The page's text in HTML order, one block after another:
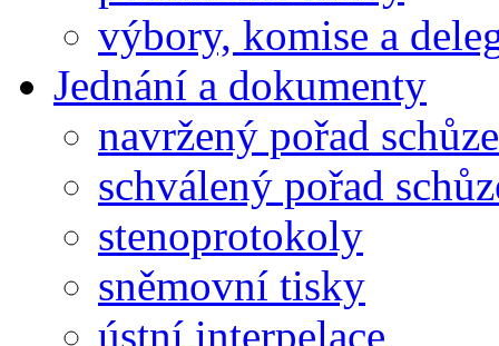
výbory, komise a
Jednání a dokumenty
navržený pořad schůze
schválený pořad
stenoprotokoly
sněmovní tisky
ústní interpelace